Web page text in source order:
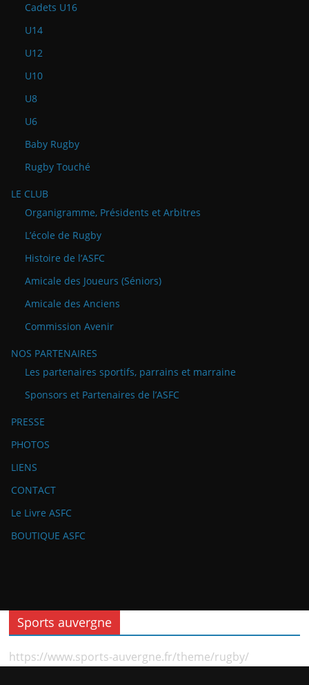
Cadets U16
U14
U12
U10
U8
U6
Baby Rugby
Rugby Touché
LE CLUB
Organigramme, Présidents et Arbitres
L’école de Rugby
Histoire de l’ASFC
Amicale des Joueurs (Séniors)
Amicale des Anciens
Commission Avenir
NOS PARTENAIRES
Les partenaires sportifs, parrains et marraine
Sponsors et Partenaires de l’ASFC
PRESSE
PHOTOS
LIENS
CONTACT
Le Livre ASFC
BOUTIQUE ASFC
Sports auvergne
https://www.sports-auvergne.fr/theme/rugby/